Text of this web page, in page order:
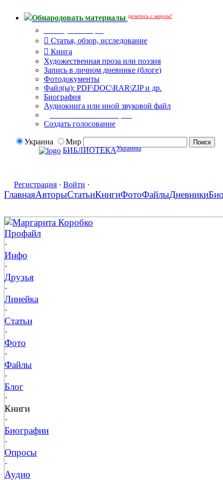
Обнародовать материалы делитесь с миром!
Статья, обзор, исследование
Книга
Художественная проза или поэзия
Запись в личном дневнике (блоге)
Фотодокументы
Файл(ы): PDF\DOC\RAR\ZIP и др.
Биография
Аудиокнига или иной звуковой файл
Создать голосование
Украина
Мир
БИБЛИОТЕКАУкраины
Регистрация · Войти ·
ГлавнаяАвторыСтатьиКнигиФотоФайлыДневники
Маргарита Коробко
Профайл
·
Инфо
·
Друзья
·
Линейка
·
Статьи
·
Фото
·
Файлы
·
Блог
·
Книги
·
Биографии
·
Опросы
·
Аудио